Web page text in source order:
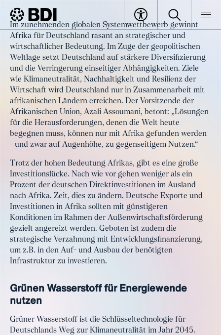
BDI Artikel
Artikel
Großer Afrika-Gipfel in Berlin – wer
umwirbt wen?
Im zunehmenden globalen Systemwettbewerb gewinnt
Afrika für Deutschland rasant an strategischer und
wirtschaftlicher Bedeutung. Im Zuge der geopolitischen
Weltlage setzt Deutschland auf stärkere Diversifizierung
und die Verringerung einseitiger Abhängigkeiten. Ziele
wie Klimaneutralität, Nachhaltigkeit und Resilienz der
Wirtschaft wird Deutschland nur in Zusammenarbeit mit
afrikanischen Ländern erreichen. Der Vorsitzende der
Afrikanischen Union, Azali Assoumani, betont: „Lösungen
für die Herausforderungen, denen die Welt heute
begegnen muss, können nur mit Afrika gefunden werden
- und zwar auf Augenhöhe, zu gegenseitigem Nutzen.“
Trotz der hohen Bedeutung Afrikas, gibt es eine große
Investitionslücke. Nach wie vor gehen weniger als ein
Prozent der deutschen Direktinvestitionen im Ausland
nach Afrika. Zeit, dies zu ändern. Deutsche Exporte und
Investitionen in Afrika sollten mit günstigeren
Konditionen im Rahmen der Außenwirtschaftsförderung
gezielt angereizt werden. Geboten ist zudem die
strategische Verzahnung mit Entwicklungsfinanzierung,
um z.B. in den Auf- und Ausbau der benötigten
Infrastruktur zu investieren.
Grünen Wasserstoff für Energiewende
nutzen
Grüner Wasserstoff ist die Schlüsseltechnologie für
Deutschlands Weg zur Klimaneutralität im Jahr 2045.